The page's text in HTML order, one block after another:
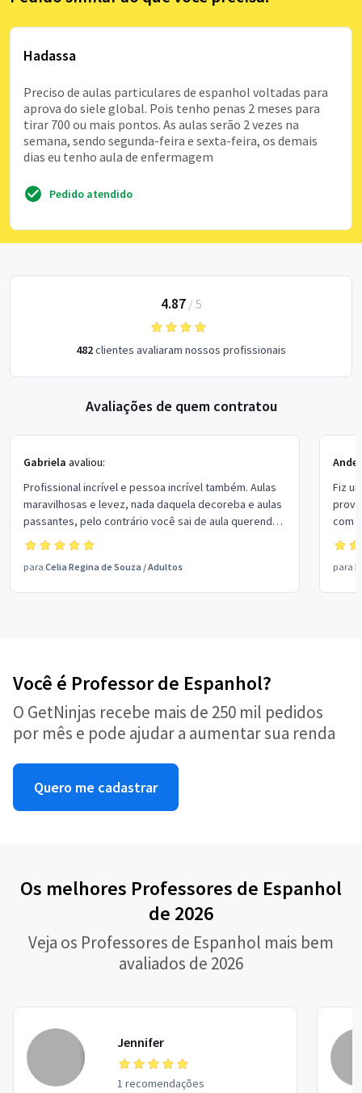
Hadassa
Preciso de aulas particulares de espanhol voltadas para
aprova do siele global. Pois tenho penas 2 meses para
tirar 700 ou mais pontos. As aulas serão 2 vezes na
semana, sendo segunda-feira e sexta-feira, os demais
dias eu tenho aula de enfermagem
Pedido atendido
4.87/ 5
482clientes avaliaram nossos profissionais
Avaliações de quem contratou
Gabriela avaliou:
Profissional incrível e pessoa incrível também. Aulas
maravilhosas e levez, nada daquela decoreba e aulas
passantes, pelo contrário você sai de aula querendo
mais. Obrigada pela paciência , atenção e dedicação
sempre Célia. Muchas graças maestra ❤️
para Celia Regina de Souza /Adultos
Fiz
com
para
Você é Professor de Espanhol?
O GetNinjas recebe mais de 250 mil pedidos
por mês e pode ajudar a aumentar sua renda
Quero me cadastrar
Os melhores Professores de Espanhol
de 2026
Veja os Professores de Espanhol mais bem
avaliados de 2026
Jennifer
1 recomendações